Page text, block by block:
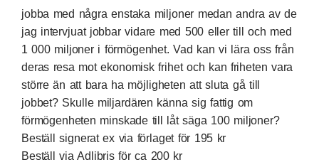
jobba med några enstaka miljoner medan andra av de
jag intervjuat jobbar vidare med 500 eller till och med
1 000 miljoner i förmögenhet. Vad kan vi lära oss från
deras resa mot ekonomisk frihet och kan friheten vara
större än att bara ha möjligheten att sluta gå till
jobbet? Skulle miljardären känna sig fattig om
förmögenheten minskade till låt säga 100 miljoner?
Beställ signerat ex via förlaget för 195 kr
Beställ via Adlibris för ca 200 kr